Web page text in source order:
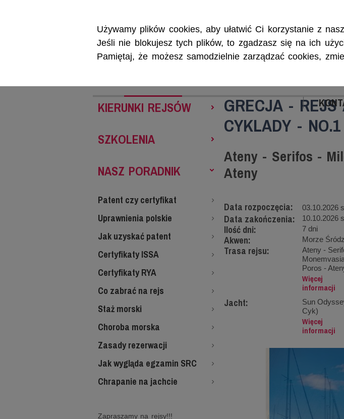
Używamy plików cookies, aby ułatwić Ci korzystanie z
Jeśli nie blokujesz tych plików, to zgadzasz się na ich
Pamiętaj, że możesz samodzielnie zarządzać cookies,
Rejsy morskie i
GRECJA -
CYKLADY - NO.1
Ateny - Serifos -
Ateny
Data rozpoczęcia: 03.10.2026
Data zakończenia: 10.10.2026
Ilość dni: 7 dni
Akwen: Morze
Trasa rejsu:
Ateny -
Poros -
Więcej
informacji
Jacht:
Sun
Cyk)
Więcej
informacji
KIERUNKI REJSÓW
SZKOLENIA
NASZ PORADNIK
Patent czy certyfikat
Uprawnienia polskie
Jak uzyskać patent
Certyfikaty ISSA
Certyfikaty RYA
Co zabrać na rejs
Staż morski
Choroba morska
Zasady rezerwacji
Jak wygląda egzamin SRC
Chrapanie na jachcie
Zapraszamy na rejsy!!!